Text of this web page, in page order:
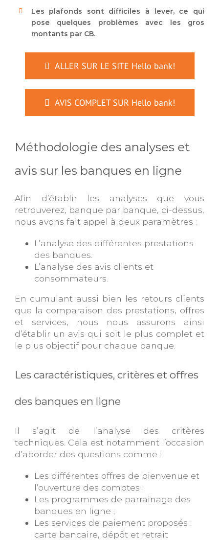
Les plafonds sont difficiles à lever, ce qui
pose quelques problèmes avec les gros
montants par CB.
ALLER SUR LE SITE Hello bank!
AVIS COMPLET SUR Hello bank!
Méthodologie des analyses et
avis sur les banques en ligne
Afin d’établir les analyses que vous
retrouverez, banque par banque, ci-dessus,
nous avons fait appel à deux paramètres :
L’analyse des différentes prestations
des banques.
L’analyse des avis clients et
consommateurs.
En cumulant aussi bien les retours clients
que la comparaison des prestations, offres
et services, nous nous assurons ainsi
d’établir un avis qui soit le plus complet et
le plus objectif pour chaque banque.
Les caractéristiques, critères et offres
des banques en ligne
Il s’agit de l’analyse des critères
techniques. Cela est notamment l’occasion
d’aborder des questions comme :
Les différentes offres de bienvenue et
l’ouverture des comptes ;
Les programmes de parrainage des
banques en ligne ;
Les services de paiement proposés :
carte bancaire, dépôt et retrait